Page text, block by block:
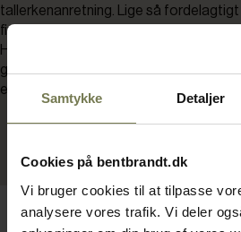
Samtykke Detaljer
Cookies på bentbrandt.dk
Vi bruger cookies til at tilpasse
analysere vores trafik. Vi deler
tallerkenanretning. Lige så
fint op i restaurantlokalet. Her er det
Hjerteforeningens medlemmer m.fl.,
gourmetoplevelser til en symbolsk
eleverne selv, for der er et problem…